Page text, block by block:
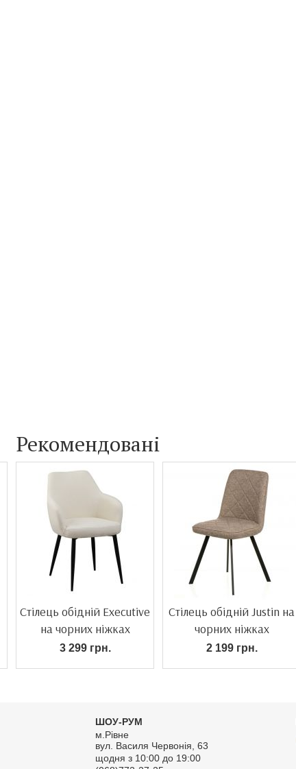
Рекомендовані
Стілець обідній Executive
на чорних ніжках
3 299 грн.
Стілець обідній Justin на
чорних ніжках
2 199 грн.
ШОУ-РУМ
м.Рівне
вул. Василя Червонія, 63
щодня з 10:00 до 19:00